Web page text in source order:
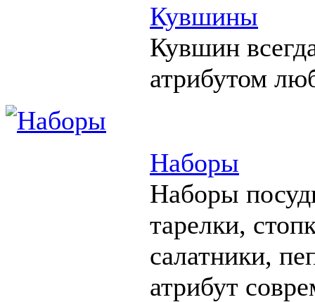
Кувшины
Кувшин
атрибутом
Наборы
Наборы
тарелки,
салатники,
атрибут